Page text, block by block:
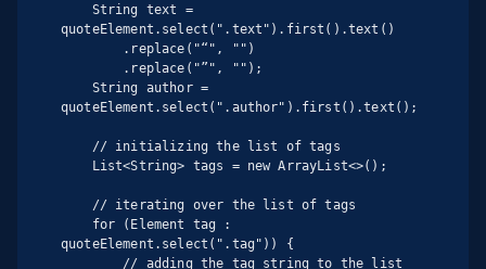
quoteElement.select(".text").first().text()
quoteElement.select(".author").first().text();
quoteElement.select(".tag")) {